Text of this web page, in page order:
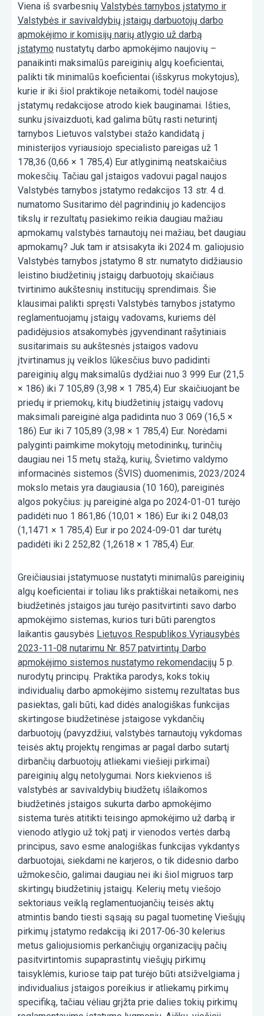
Viena iš svarbesnių Valstybės tarnybos įstatymo ir
Valstybės ir savivaldybių įstaigų darbuotojų darbo
apmokėjimo ir komisijų narių atlygio už darbą
įstatymo nustatytų darbo apmokėjimo naujovių –
panaikinti maksimalūs pareiginių algų koeficientai,
palikti tik minimalūs koeficientai (išskyrus mokytojus),
kurie ir iki šiol praktikoje netaikomi, todėl naujose
įstatymų redakcijose atrodo kiek bauginamai. Išties,
sunku įsivaizduoti, kad galima būtų rasti neturintį
tarnybos Lietuvos valstybei stažo kandidatą į
ministerijos vyriausiojo specialisto pareigas už 1
178,36 (0,66 × 1 785,4) Eur atlyginimą neatskaičius
mokesčių. Tačiau gal įstaigos vadovui pagal naujos
Valstybės tarnybos įstatymo redakcijos 13 str. 4 d.
numatomo Susitarimo dėl pagrindinių jo kadencijos
tikslų ir rezultatų pasiekimo reikia daugiau mažiau
apmokamų valstybės tarnautojų nei mažiau, bet daugiau
apmokamų? Juk tam ir atsisakyta iki 2024 m. galiojusio
Valstybės tarnybos įstatymo 8 str. numatyto didžiausio
leistino biudžetinių įstaigų darbuotojų skaičiaus
tvirtinimo aukštesnių institucijų sprendimais. Šie
klausimai palikti spręsti Valstybės tarnybos įstatymo
reglamentuojamų įstaigų vadovams, kuriems dėl
padidėjusios atsakomybės įgyvendinant rašytiniais
susitarimais su aukštesnės įstaigos vadovu
įtvirtinamus jų veiklos lūkesčius buvo padidinti
pareiginių algų maksimalūs dydžiai nuo 3 999 Eur (21,5
× 186) iki 7 105,89 (3,98 × 1 785,4) Eur skaičiuojant be
priedų ir priemokų, kitų biudžetinių įstaigų vadovų
maksimali pareiginė alga padidinta nuo 3 069 (16,5 ×
186) Eur iki 7 105,89 (3,98 × 1 785,4) Eur. Norėdami
palyginti paimkime mokytojų metodininkų, turinčių
daugiau nei 15 metų stažą, kurių, Švietimo valdymo
informacinės sistemos (ŠVIS) duomenimis, 2023/2024
mokslo metais yra daugiausia (10 160), pareiginės
algos pokyčius: jų pareiginė alga po 2024-01-01 turėjo
padidėti nuo 1 861,86 (10,01 × 186) Eur iki 2 048,03
(1,1471 × 1 785,4) Eur ir po 2024-09-01 dar turėtų
padidėti iki 2 252,82 (1,2618 × 1 785,4) Eur.
Greičiausiai įstatymuose nustatyti minimalūs pareiginių
algų koeficientai ir toliau liks praktiškai netaikomi, nes
biudžetinės įstaigos jau turėjo pasitvirtinti savo darbo
apmokėjimo sistemas, kurios turi būti parengtos
laikantis gausybės Lietuvos Respublikos Vyriausybės
2023-11-08 nutarimu Nr. 857 patvirtintų Darbo
apmokėjimo sistemos nustatymo rekomendacijų 5 p.
nurodytų principų. Praktika parodys, koks tokių
individualių darbo apmokėjimo sistemų rezultatas bus
pasiektas, gali būti, kad didės analogiškas funkcijas
skirtingose biudžetinėse įstaigose vykdančių
darbuotojų (pavyzdžiui, valstybės tarnautojų vykdomas
teisės aktų projektų rengimas ar pagal darbo sutartį
dirbančių darbuotojų atliekami viešieji pirkimai)
pareiginių algų netolygumai. Nors kiekvienos iš
valstybės ar savivaldybių biudžetų išlaikomos
biudžetinės įstaigos sukurta darbo apmokėjimo
sistema turės atitikti teisingo apmokėjimo už darbą ir
vienodo atlygio už tokį patį ir vienodos vertės darbą
principus, savo esme analogiškas funkcijas vykdantys
darbuotojai, siekdami ne karjeros, o tik didesnio darbo
užmokesčio, galimai daugiau nei iki šiol migruos tarp
skirtingų biudžetinių įstaigų. Kelerių metų viešojo
sektoriaus veiklą reglamentuojančių teisės aktų
atmintis bando tiesti sąsają su pagal tuometinę Viešųjų
pirkimų įstatymo redakciją iki 2017-06-30 kelerius
metus galiojusiomis perkančiųjų organizacijų pačių
pasitvirtintomis supaprastintų viešųjų pirkimų
taisyklėmis, kuriose taip pat turėjo būti atsižvelgiama į
individualius įstaigos poreikius ir atliekamų pirkimų
specifiką, tačiau vėliau grįžta prie dalies tokių pirkimų